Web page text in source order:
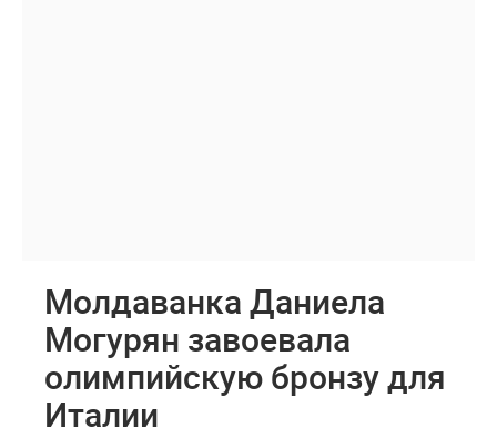
Молдаванка Даниела
Могурян завоевала
олимпийскую бронзу для
Италии